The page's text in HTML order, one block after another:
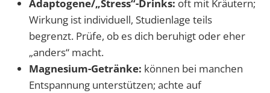
Adaptogene/„Stress“-Drinks: oft mit Kräutern;
Wirkung ist individuell, Studienlage teils
begrenzt. Prüfe, ob es dich beruhigt oder eher
„anders“ macht.
Magnesium-Getränke: können bei manchen
Entspannung unterstützen; achte auf